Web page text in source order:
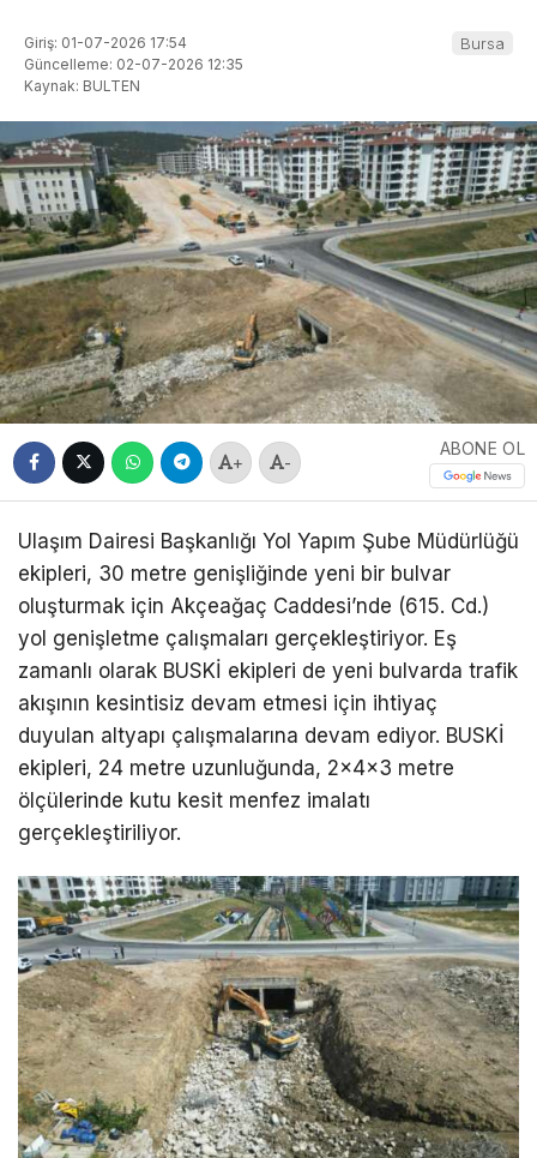
Giriş: 01-07-2026 17:54
Güncelleme: 02-07-2026 12:35
Kaynak: BULTEN
Bursa
+ -
ABONE OL
Ulaşım Dairesi Başkanlığı Yol Yapım Şube Müdürlüğü
ekipleri, 30 metre genişliğinde yeni bir bulvar
oluşturmak için Akçeağaç Caddesi’nde (615. Cd.)
yol genişletme çalışmaları gerçekleştiriyor. Eş
zamanlı olarak BUSKİ ekipleri de yeni bulvarda trafik
akışının kesintisiz devam etmesi için ihtiyaç
duyulan altyapı çalışmalarına devam ediyor. BUSKİ
ekipleri, 24 metre uzunluğunda, 2x4x3 metre
ölçülerinde kutu kesit menfez imalatı
gerçekleştiriliyor.